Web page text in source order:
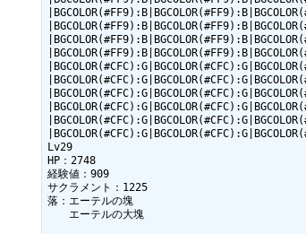
Lv29
HP：2748
経験値：909
サクラメント：1225
落：エーテルの塊
エーテルの大塊